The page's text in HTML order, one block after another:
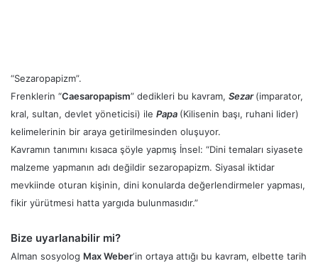
“Sezaropapizm”.
Frenklerin “Caesaropapism” dedikleri bu kavram, Sezar(imparator,
kral, sultan, devlet yöneticisi) ile Papa (Kilisenin başı, ruhani lider)
kelimelerinin bir araya getirilmesinden oluşuyor.
Kavramın tanımını kısaca şöyle yapmış İnsel: “Dini temaları siyasete
malzeme yapmanın adı değildir sezaropapizm. Siyasal iktidar
mevkiinde oturan kişinin, dini konularda değerlendirmeler yapması,
fikir yürütmesi hatta yargıda bulunmasıdır.”
Bize uyarlanabilir mi?
Alman sosyolog Max Weber‘in ortaya attığı bu kavram, elbette tarih